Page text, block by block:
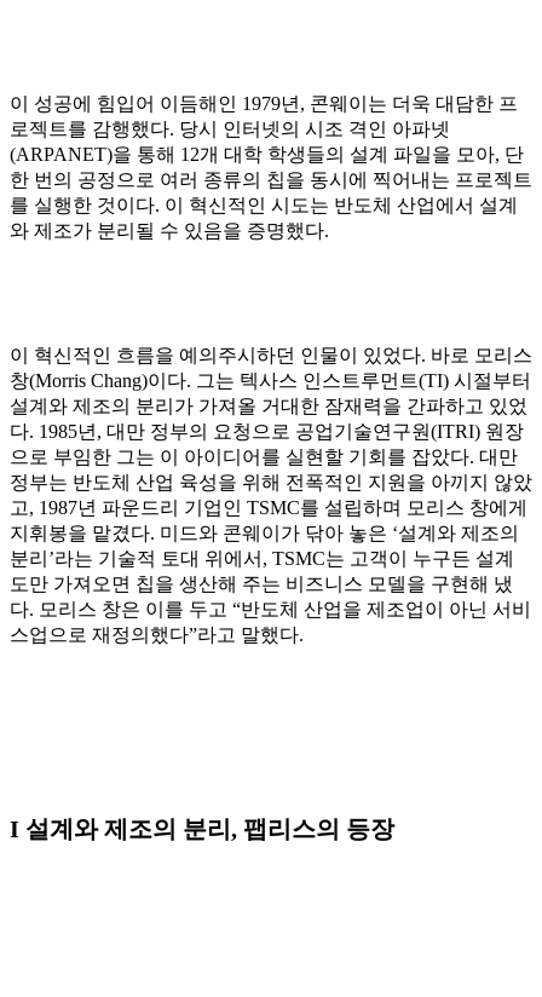
이 성공에 힘입어 이듬해인 1979년, 콘웨이는 더욱 대담한 프
로젝트를 감행했다. 당시 인터넷의 시조 격인 아파넷
(ARPANET)을 통해 12개 대학 학생들의 설계 파일을 모아, 단
한 번의 공정으로 여러 종류의 칩을 동시에 찍어내는 프로젝트
를 실행한 것이다. 이 혁신적인 시도는 반도체 산업에서 설계
와 제조가 분리될 수 있음을 증명했다.
이 혁신적인 흐름을 예의주시하던 인물이 있었다. 바로 모리스
창(Morris Chang)이다. 그는 텍사스 인스트루먼트(TI) 시절부터
설계와 제조의 분리가 가져올 거대한 잠재력을 간파하고 있었
다. 1985년, 대만 정부의 요청으로 공업기술연구원(ITRI) 원장
으로 부임한 그는 이 아이디어를 실현할 기회를 잡았다. 대만
정부는 반도체 산업 육성을 위해 전폭적인 지원을 아끼지 않았
고, 1987년 파운드리 기업인 TSMC를 설립하며 모리스 창에게
지휘봉을 맡겼다. 미드와 콘웨이가 닦아 놓은 ‘설계와 제조의
분리’라는 기술적 토대 위에서, TSMC는 고객이 누구든 설계
도만 가져오면 칩을 생산해 주는 비즈니스 모델을 구현해 냈
다. 모리스 창은 이를 두고 “반도체 산업을 제조업이 아닌 서비
스업으로 재정의했다”라고 말했다.
I 설계와 제조의 분리, 팹리스의 등장